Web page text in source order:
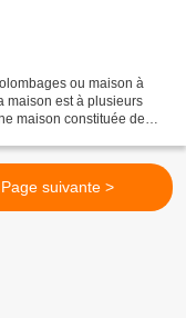
ou maison à
maison est à plusieurs
maison constituée de
Page suivante >